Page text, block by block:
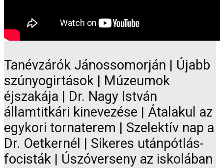
Tanévzárók Jánossomorján | Újabb
szúnyogirtások | Múzeumok
éjszakája | Dr. Nagy István
államtitkári kinevezése | Átalakul az
egykori tornaterem | Szelektív nap a
Dr. Oetkernél | Sikeres utánpótlás-
focisták | Úszóverseny az iskolában